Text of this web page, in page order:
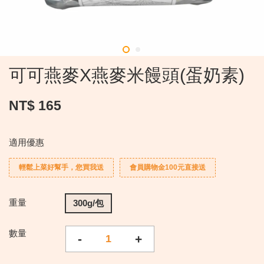
可可燕麥X燕麥米饅頭(蛋奶素)
NT$ 165
適用優惠
輕鬆上菜好幫手，您買我送 會員購物金100元直接送
重量 300g/包
數量 - +